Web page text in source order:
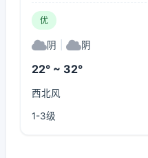
优
阴 阴
22° ~ 32°
西北风
1-3级